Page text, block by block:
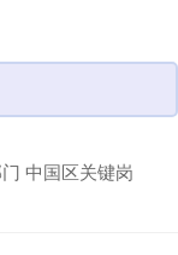
中国区关键岗